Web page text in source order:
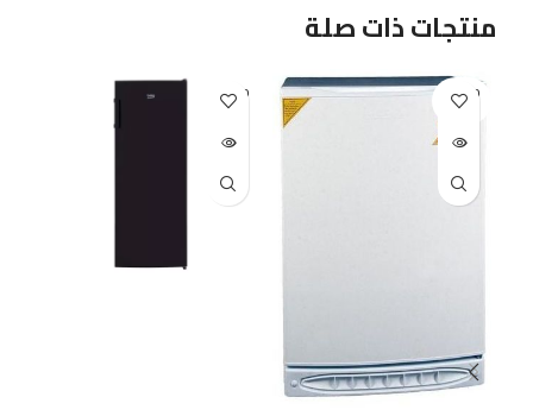
منتجات ذات صلة
SOLD O
UT
SOLD O
UT